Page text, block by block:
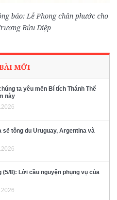
báo: Lễ Phong chân phước cho
Bửu Diệp
MỚI
ta yêu mến Bí tích Thánh Thể
này
sẽ tông du Uruguay, Argentina và
(5/8): Lời cầu nguyện phụng vụ của